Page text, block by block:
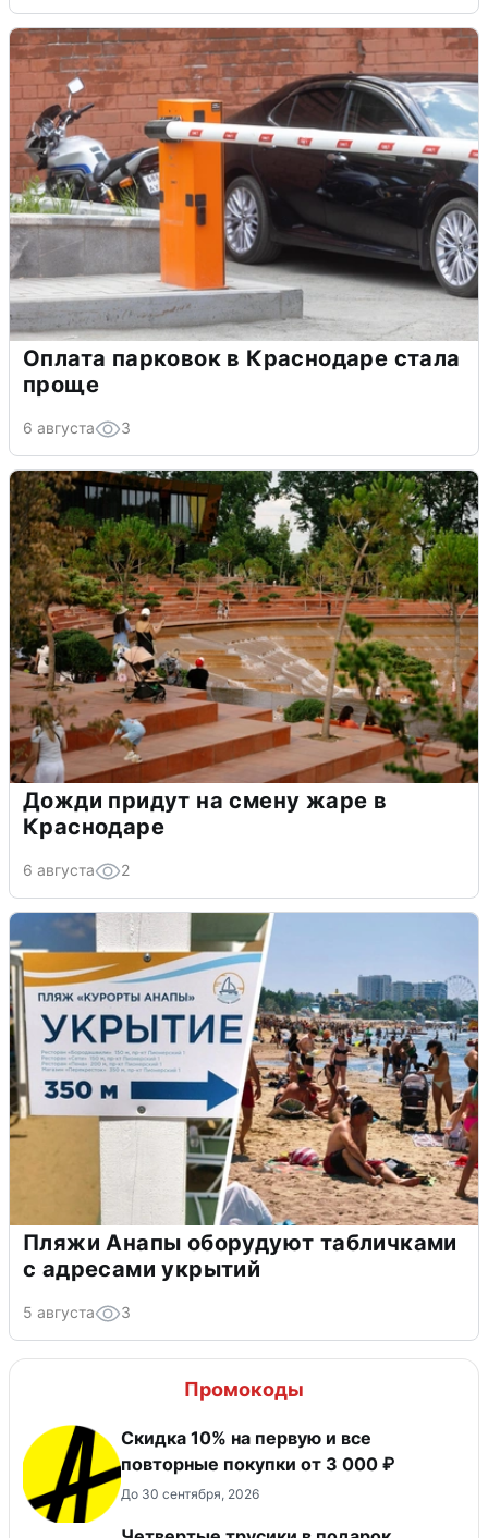
Оплата парковок в Краснодаре стала
проще
6 августа 3
Дожди придут на смену жаре в
Краснодаре
6 августа 2
Пляжи Анапы оборудуют табличками
с адресами укрытий
5 августа 3
Промокоды
Скидка 10% на первую и все
повторные покупки от 3 000 ₽
До 30 сентября, 2026